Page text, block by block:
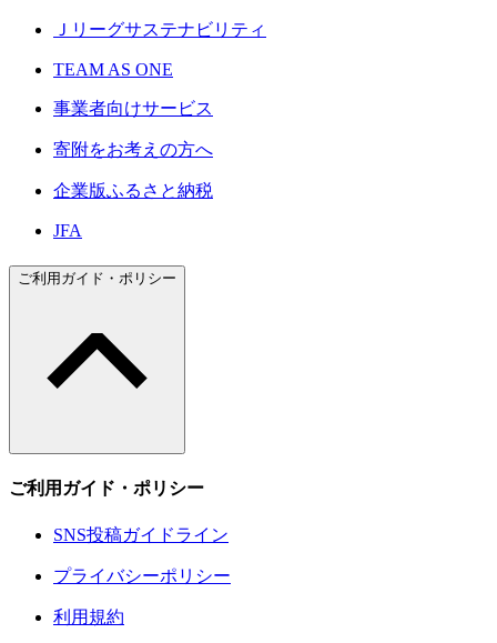
Ｊリーグサステナビリティ
TEAM AS ONE
事業者向けサービス
寄附をお考えの方へ
企業版ふるさと納税
JFA
ご利用ガイド・ポリシー
ご利用ガイド・ポリシー
SNS投稿ガイドライン
プライバシーポリシー
利用規約